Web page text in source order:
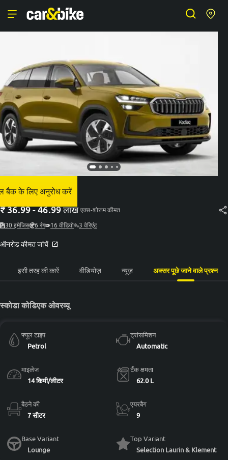
बैक के लिए अनुरोध करें
स्कोडा कोडिएक
₹36.99 - 46.99 लाख एक्स-शोरूम कीमत
30 इमेजिस 6 रंग 16 वीडियो 3 वेरिएंट
ऑनरोड कीमत जांचें
इसी तरह की कारें वीडियोज़ न्यूज़ अक्सर पूछे जाने वाले प्रश्न
स्कोडा कोडिएक ओवरव्यू
फ्यूल टाइप
Petrol
ट्रांसमिशन
Automatic
माइलेज
14 किमी/लीटर
टैंक क्षमता
62.0 L
बैठने की
7 सीटर
एयरबैग
9
Base Variant
Lounge
Top Variant
Selection Laurin & Klement